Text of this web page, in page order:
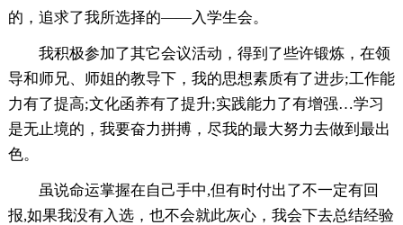
的，追求了我所选择的——入学生会。
我积极参加了其它会议活动，得到了些许锻炼，在领
导和师兄、师姐的教导下，我的思想素质有了进步;工作能
力有了提高;文化函养有了提升;实践能力了有增强…学习
是无止境的，我要奋力拼搏，尽我的最大努力去做到最出
色。
虽说命运掌握在自己手中,但有时付出了不一定有回
报,如果我没有入选，也不会就此灰心，我会下去总结经验